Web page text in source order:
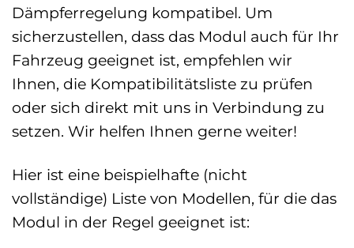
Dämpferregelung kompatibel. Um
sicherzustellen, dass das Modul auch für Ihr
Fahrzeug geeignet ist, empfehlen wir
Ihnen, die Kompatibilitätsliste zu prüfen
oder sich direkt mit uns in Verbindung zu
setzen. Wir helfen Ihnen gerne weiter!
Hier ist eine beispielhafte (nicht
vollständige) Liste von Modellen, für die das
Modul in der Regel geeignet ist: